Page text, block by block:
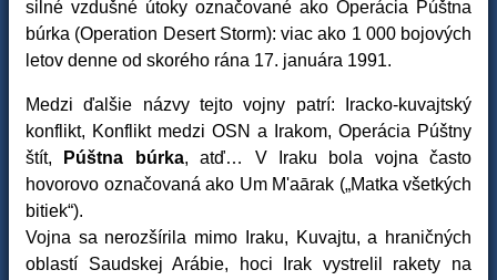
silné vzdušné útoky označované ako Operácia Púštna
búrka (Operation Desert Storm): viac ako 1 000 bojových
letov denne od skorého rána 17. januára 1991.
Medzi ďalšie názvy tejto vojny patrí: Iracko-kuvajtský
konflikt, Konflikt medzi OSN a Irakom, Operácia Púštny
štít, Púštna búrka, atď… V Iraku bola vojna často
hovorovo označovaná ako Um M'aārak („Matka všetkých
bitiek“).
Vojna sa nerozšírila mimo Iraku, Kuvajtu, a hraničných
oblastí Saudskej Arábie, hoci Irak vystrelil rakety na